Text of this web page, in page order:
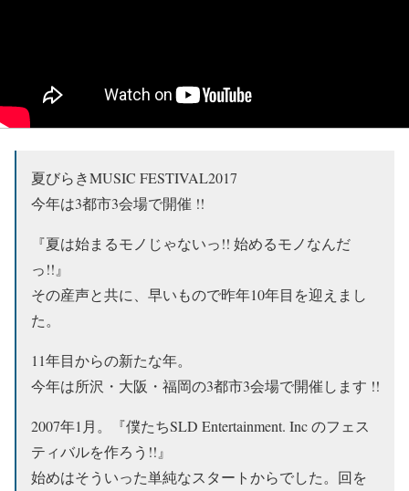
夏びらきMUSIC FESTIVAL2017
今年は3都市3会場で開催 !!
『夏は始まるモノじゃないっ!! 始めるモノなんだ
っ!!』
その産声と共に、早いもので昨年10年目を迎えまし
た。
11年目からの新たな年。
今年は所沢・大阪・福岡の3都市3会場で開催します !!
2007年1月。『僕たちSLD Entertainment. Inc のフェス
ティバルを作ろう!!』
始めはそういった単純なスタートからでした。回を